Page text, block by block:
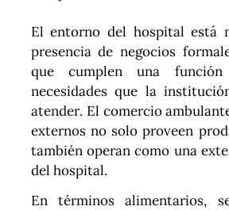
El entorno del hospital está
presencia de negocios
que cumplen una
necesidades que la
atender. El comercio
externos no solo proveen
también operan como una
del hospital.
En términos alimentarios,